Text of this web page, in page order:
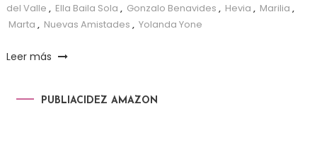
del Valle , Ella Baila Sola , Gonzalo Benavides , Hevia , Marilia ,
Marta , Nuevas Amistades , Yolanda Yone
Leer más
PUBLIACIDEZ AMAZON